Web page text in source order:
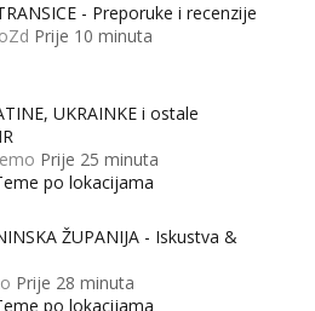
- Preporuke i recenzije
Prije 10 minuta
UKRAINKE i ostale
Prije 25 minuta
po lokacijama
ŽUPANIJA - Iskustva &
Prije 28 minuta
po lokacijama